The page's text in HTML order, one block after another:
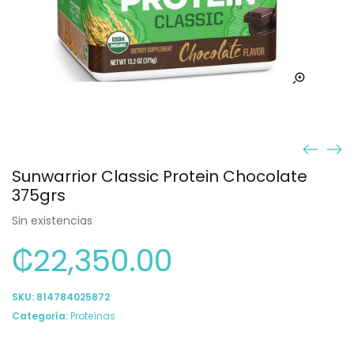
Sunwarrior Classic Protein Chocolate
375grs
Sin existencias
₡22,350.00
SKU: 814784025872
Categoría:Proteínas